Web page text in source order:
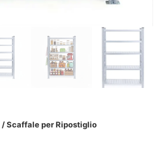
/ Scaffale per Ripostiglio